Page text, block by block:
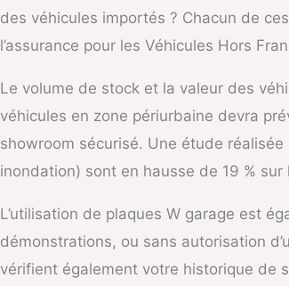
des véhicules importés ? Chacun de
l’assurance pour les Véhicules Hors
Le volume de stock et la valeur des
véhicules en zone périurbaine devra
showroom sécurisé. Une étude
inondation) sont en hausse de 19 %
L’utilisation de plaques W garage est
démonstrations, ou sans autorisation
vérifient également votre historique de